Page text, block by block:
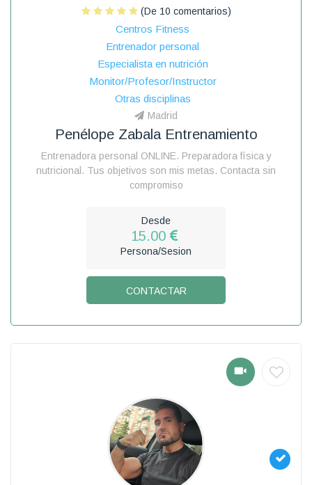
(De 10 comentarios)
Centros Fitness
Entrenador personal
Especialista en nutrición
Monitor/Profesor/Instructor
Otras disciplinas
Madrid
Penélope Zabala Entrenamiento
Entrenadora personal ONLINE. Preparadora física y
nutricional. Tus objetivos son mis metas. Contacta sin
compromiso
Desde
15.00
Persona/Sesion
CONTACTAR